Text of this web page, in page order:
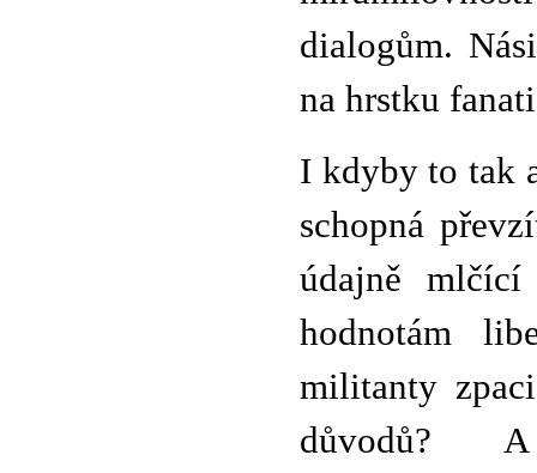
dialogům.
na hrstku
I kdyby to tak
schopná
údajně mlčící
hodnotám
militanty
důvodů? A